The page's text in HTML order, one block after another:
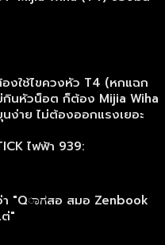
งใช้ไขควงหัว T4 (หกแฉก
กินหัวน็อต ก็ต้อง Mijia Wiha
ง่าย ไม่ต้องออกแรงเยอะ
ไฟฟ้า 939: